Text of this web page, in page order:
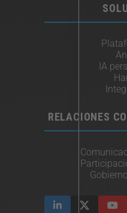
IA
RELACIONES